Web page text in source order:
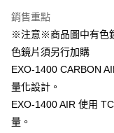
4.訂單成立30分鐘內，如
消。如遇「轉專審核」未
法說明評估內容。
【繳款方式說明】
1.分期款項不併入電信帳
醒簡訊。
帳／街口支付／iPASS
便利好安心！
２．便利：只要手機號碼
３．安心：先確認商品／
【「AFTEE先享後付」結
１．於結帳方式選擇「
結帳頁面，進行簡訊認證
３．收到繳費通知簡訊後
運送方式
全家取貨付款
每筆NT$80，滿
付款後全家取貨
每筆NT$80，滿
銷售重點
※注意※商品圖中有色
色鏡片須另行加購
EXO-1400 CARBON
量化設計。
EXO-1400 AIR 使用
量。